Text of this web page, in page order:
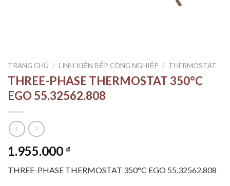
TRANG CHỦ / LINH KIỆN BẾP CÔNG NGHIỆP / THERMOSTAT
THREE-PHASE THERMOSTAT 350°C
EGO 55.32562.808
1.955.000 ₫
THREE-PHASE THERMOSTAT 350°C EGO 55.32562.808